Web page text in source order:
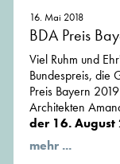
16. Mai 2018
BDA Preis
Viel Ruhm und
Bundespreis, die
Preis Bayern
Architekten
der 16. August
mehr ...